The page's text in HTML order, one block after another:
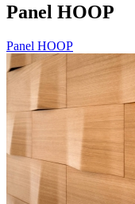
Panel HOOP
Panel HOOP